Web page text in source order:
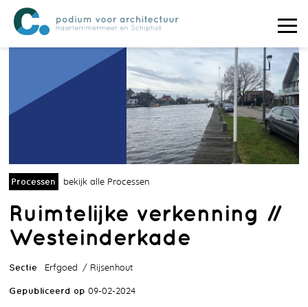
Processen bekijk alle Processen
Ruimtelijke verkenning //
Westeinderkade
Sectie Erfgoed Rijsenhout
Gepubliceerd op 09-02-2024